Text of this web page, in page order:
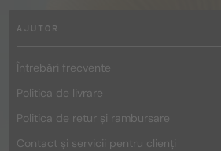
AJUTOR
Întrebări frecvente
Politica de livrare
Politica de retur și rambursare
Contact și servicii pentru clienți